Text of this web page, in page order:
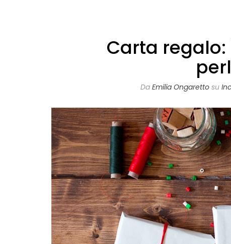
Carta
Da Emilia Ongarettosu